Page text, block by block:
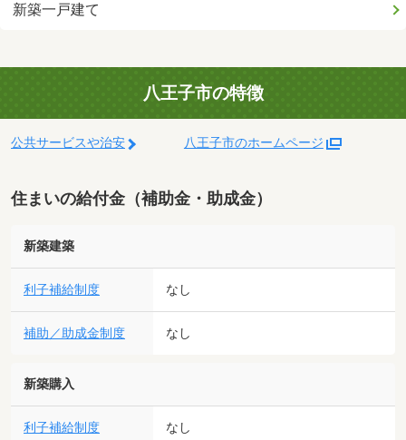
新築一戸建て
八王子市の特徴
公共サービスや治安 八王子市のホームページ
住まいの給付金（補助金・助成金）
新築建築
利子補給制度 なし
補助／助成金制度 なし
新築購入
利子補給制度 なし